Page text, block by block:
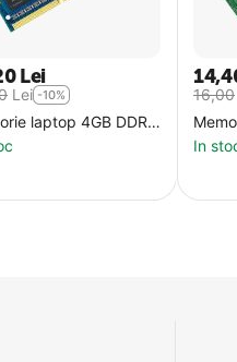
Lei
Lei -10%
laptop 4GB DDR3
1333MHz
hand
16,00
In